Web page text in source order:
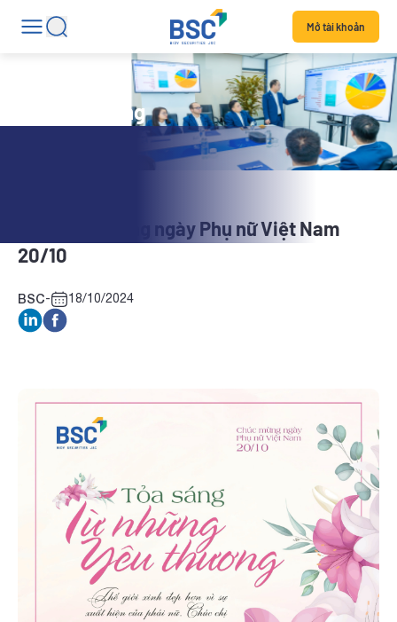
Mở tài khoản
Tin hoạt động
BSC chúc mừng ngày Phụ nữ Việt Nam
20/10
BSC- 18/10/2024